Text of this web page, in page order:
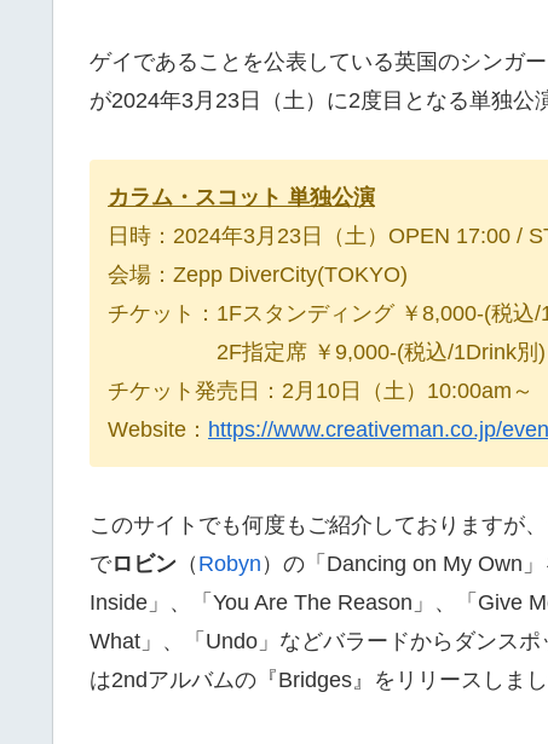
ゲイであることを公表している英国のシンガー
が2024年3月23日（土）に2度目となる単独公
カラム・スコット 単独公演
日時：2024年3月23日（土）OPEN 17:00 /
会場：Zepp DiverCity(TOKYO)
チケット：1Fスタンディング ￥8,000-(税込/
2F指定席 ￥9,000-(税込/1Drink別)
チケット発売日：2月10日（土）10:00am～
Website： https://www.creativeman.co.jp/
このサイトでも何度もご紹介しておりますが
でロビン （ Robyn ）の「Dancing on My Own
Inside」、「You Are The Reason」、「Give
What」、「Undo」などバラードからダンス
は2ndアルバムの『Bridges』をリリースしまし